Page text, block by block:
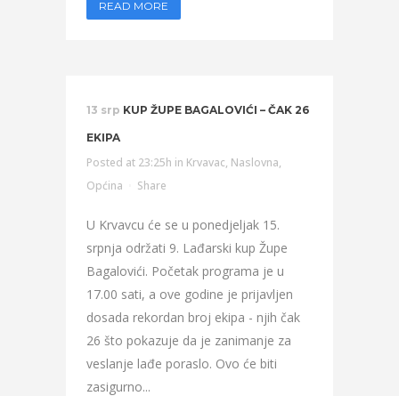
READ MORE
13 srp KUP ŽUPE BAGALOVIĆI – ČAK 26
EKIPA
Posted at 23:25h in Krvavac, Naslovna,
Općina
Share
U Krvavcu će se u ponedjeljak 15.
srpnja održati 9. Lađarski kup Župe
Bagalovići. Početak programa je u
17.00 sati, a ove godine je prijavljen
dosada rekordan broj ekipa - njih čak
26 što pokazuje da je zanimanje za
veslanje lađe poraslo. Ovo će biti
zasigurno...